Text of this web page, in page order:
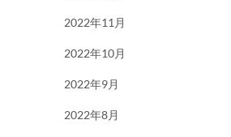
2022年11月
2022年10月
2022年9月
2022年8月